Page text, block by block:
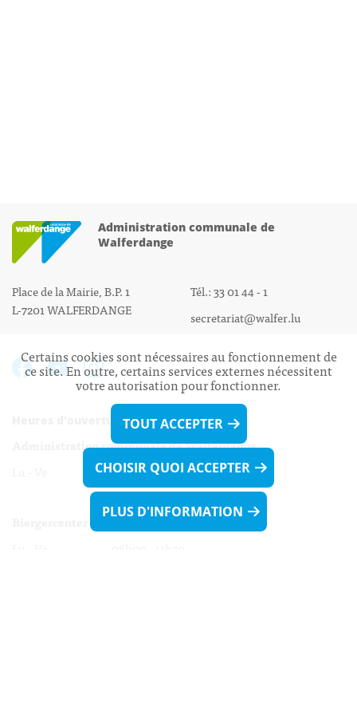
Administration communale de
Walferdange
Place de la Mairie, B.P. 1
L-7201 WALFERDANGE
Tél.: 33 01 44 - 1
secretariat@walfer.lu
Heures d’ouverture:
Administration communale de Walferdange
Lu - Ve 08h00 - 11h30
13h30 - 16h00
Certains cookies sont nécessaires au fonctionnement de
ce site. En outre, certains services externes nécessitent
votre autorisation pour fonctionner.
TOUT ACCEPTER
CHOISIR QUOI ACCEPTER
PLUS D'INFORMATION